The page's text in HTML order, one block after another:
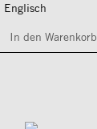
Englisch
In den Warenkorb